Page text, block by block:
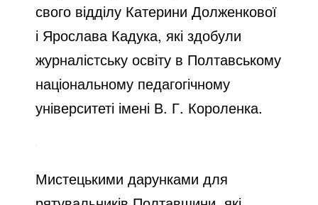
свого відділу Катерини Долженкової
і Ярослава Кадука, які здобули
журналістську освіту в Полтавському
національному педагогічному
університеті імені В. Г. Короленка.
Мистецькими дарунками для